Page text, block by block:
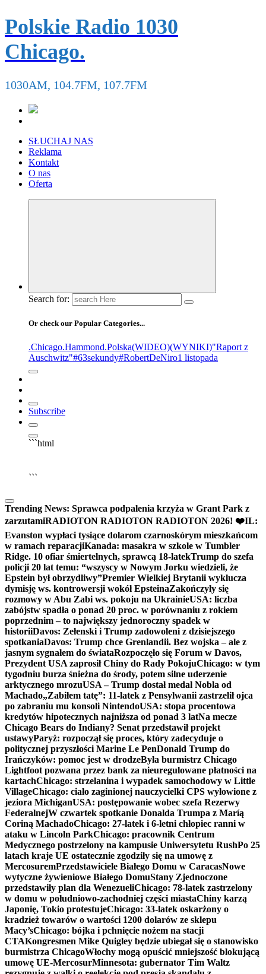
Polskie Radio 1030
Chicago.
1030AM, 104.7FM, 107.7FM
SŁUCHAJ NAS
Reklama
Kontakt
O nas
Oferta
Search for:
Or check our Popular Categories...
.Chicago.Hammond.Polska(WIDEO)(WYNIKI)"Raport z
Auschwitz"#63sekundy#RobertDeNiro1 listopada
Subscribe
```html
```
Trending News: Sprawca podpalenia krzyża w Grant Park z
zarzutamiRADIOTON RADIOTON RADIOTON 2026! ❤️IL:
Evanston wypłaci tysiące dolarom czarnoskórym mieszkańcom
w ramach reparacjiKanada: masakra w szkole w Tumbler
Ridge. 10 ofiar śmiertelnych, sprawcą 18-latekTrump do szefa
policji 20 lat temu: “wszyscy w Nowym Jorku wiedzieli, że
Epstein był obrzydliwy”Premier Wielkiej Brytanii wyklucza
dymisję ws. kontrowersji wokół EpsteinaZakończyły się
rozmowy w Abu Zabi ws. pokoju na UkrainieUSA: liczba
zabójstw spadła o ponad 20 proc. w porównaniu z rokiem
poprzednim – to największy jednoroczny spadek w
historiiDavos: Zełenski i Trump zadowoleni z dzisiejszego
spotkaniaDavos: Trump chce Grenlandii. Bez wojska – ale z
jasnym sygnałem do świataRozpoczęło się Forum w Davos,
Prezydent USA zaprosił Chiny do Rady PokojuChicago: w tym
tygodniu burza śnieżna do środy, potem silne uderzenie
arktycznego mrozuUSA – Trump dostał medal Nobla od
Machado„Zabiłem tatę”: 11-latek z Pensylwanii zastrzelił ojca
po zabraniu mu konsoli NintendoUSA: stopa procentowa
kredytów hipotecznych najniższa od ponad 3 latNa mecze
Chicago Bears do Indiany? Senat przedstawił projekt
ustawyParyż: rozpoczął się proces, który zadecyduje o
politycznej przyszłości Marine Le PenDonald Trump do
Irańczyków: pomoc jest w drodzeByła burmistrz Chicago
Lightfoot pozwana przez bank za nieuregulowane płatności na
kartachChicago: strzelanina i wypadek samochodowy w Little
VillageChicago: ciało zaginionej nauczycielki CPS wyłowione z
jeziora MichiganUSA: postępowanie wobec szefa Rezerwy
FederalnejW czwartek spotkanie Donalda Trumpa z Maríą
Coriną MachadoChicago: 27-latek i 6-letni chłopiec ranni w
ataku w Lincoln ParkChicago: pracownik Centrum
Medycznego postrzelony na kampusie Uniwersytetu RushPo 25
latach kraje UE ostatecznie zgodziły się na umowę z
MercosuremPrzedstawiciele Białego Domu w CaracasNowe
wytyczne żywieniowe Białego DomuStany Zjednoczone
przedstawiły plan dla WenezueliChicago: 78-latek zastrzelony
w domu w południowo-zachodniej części miastaChiny karzą
Japonię, Tokio protestujeChicago: 33-latek oskarżony o
kradzież towarów o wartości 1200 dolarów ze sklepu
Macy’sChicago: bójka i pchnięcie nożem na stacji
CTAKongresmen Mike Quigley będzie ubiegał się o stanowisko
burmistrza ChicagoWłochy mogą opuścić mniejszość blokującą
umowę UE-MercosurMinnesota: gubernator Tim Waltz